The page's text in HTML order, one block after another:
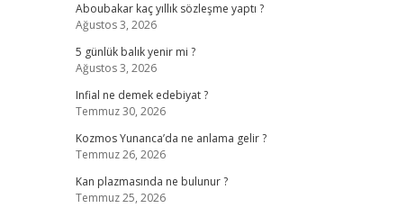
Aboubakar kaç yıllık sözleşme yaptı ?
Ağustos 3, 2026
5 günlük balık yenir mi ?
Ağustos 3, 2026
Infial ne demek edebiyat ?
Temmuz 30, 2026
Kozmos Yunanca’da ne anlama gelir ?
Temmuz 26, 2026
Kan plazmasında ne bulunur ?
Temmuz 25, 2026